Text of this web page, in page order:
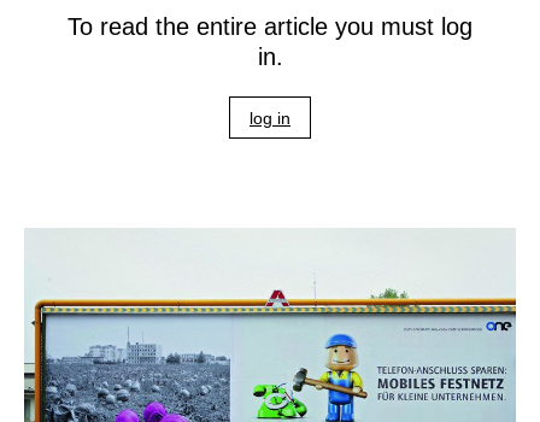
To read the entire article you must log
in.
log in